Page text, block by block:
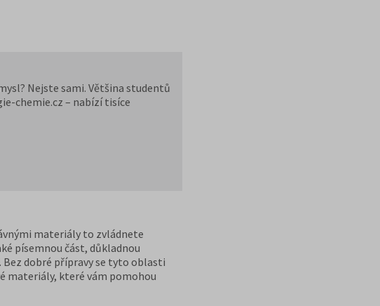
Nejste sami. Většina studentů
chemie.cz – nabízí tisíce
materiály to zvládnete
písemnou část, důkladnou
dobré přípravy se tyto oblasti
materiály, které vám pomohou